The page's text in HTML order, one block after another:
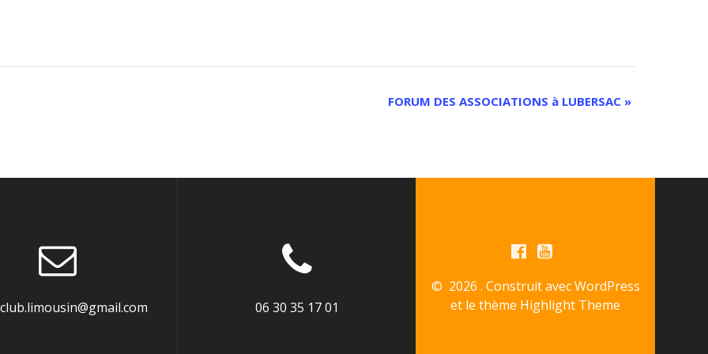
FORUM DES ASSOCIATIONS à LUBERSAC »
06 30 35 17 01
© 2026 . Construit avec WordPress
et le thème Highlight Theme